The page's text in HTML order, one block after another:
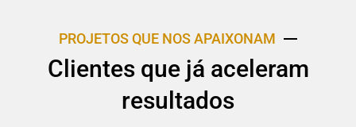
PROJETOS QUE NOS APAIXONAM
Clientes que já aceleram
resultados